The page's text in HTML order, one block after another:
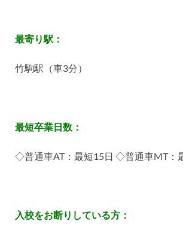
最寄り駅：
竹駒駅（車3分）
最短卒業日数：
◇普通車AT：最短15日 ◇普通車MT：
入校をお断りしている方：